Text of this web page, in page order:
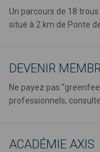
Un parcours de 18
situé à 2 km de Ponte
DEVENIR
Ne payez pas
professionnels,
ACADÉMIE AXIS